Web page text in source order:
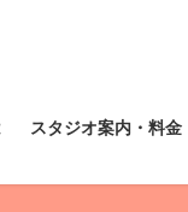
スタジオ案内・料金